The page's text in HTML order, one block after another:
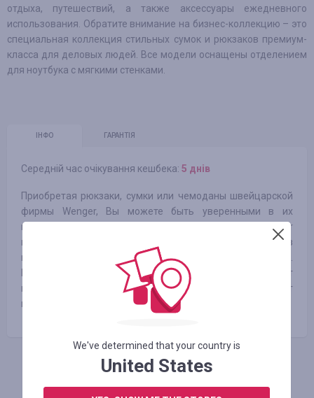
отдыха, путешествий, а также аксессуары ежедневного
использования. Обратите внимание на бизнес-коллекцию – это
специальная коллекция стильных сумок и рюкзаков премиум-
класса для деловых людей. Все модели оснащены отделением
для ноутбука с мягкими стенками.
ІНФО ГАРАНТІЯ
Середній час очікування кешбека: 5 днів
Приобретая рюкзаки, сумки или чемоданы швейцарской
фирмы Wenger, Вы можете быть уверенными в их
качестве. Любой из предметов каталога Wenger
продуман до каждой мелочи, изготовлен только из
качественных материалов со стильной фурнитурой.
Разнообразные модели, размеры и формы позволяют
подобрать то, что подойдет именно Вам или станет
прекрасным презентом в любой ситуации.
АВТОРИЗУЙТЕСЬ, ЩОБ ЗАЛИШИТИ ВІДГУК
We've determined that your country is
United States